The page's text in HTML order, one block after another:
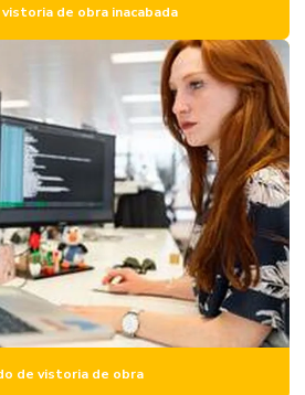
civil
e perícia
de obra inacabada
de vistoria de obra